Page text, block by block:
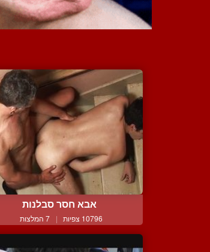
אבא חסר סבלנות
10796 צפיות | 7 המלצות